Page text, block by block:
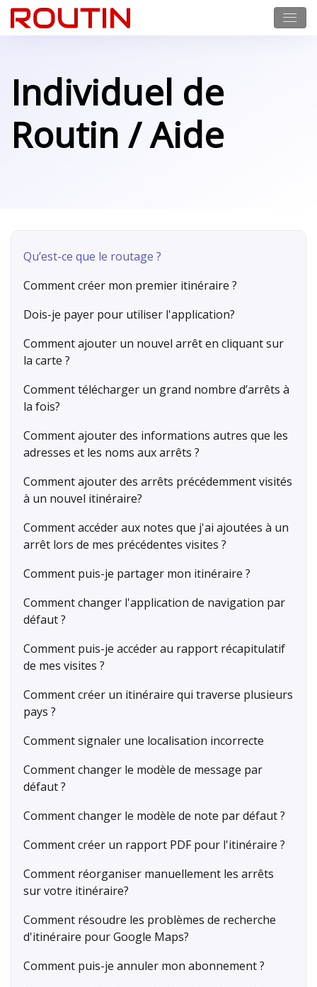
Individuel de
Routin / Aide
Qu’est-ce que le routage ?
Comment créer mon premier itinéraire ?
Dois-je payer pour utiliser l'application?
Comment ajouter un nouvel arrêt en cliquant sur
la carte ?
Comment télécharger un grand nombre d’arrêts à
la fois?
Comment ajouter des informations autres que les
adresses et les noms aux arrêts ?
Comment ajouter des arrêts précédemment visités
à un nouvel itinéraire?
Comment accéder aux notes que j'ai ajoutées à un
arrêt lors de mes précédentes visites ?
Comment puis-je partager mon itinéraire ?
Comment changer l'application de navigation par
défaut ?
Comment puis-je accéder au rapport récapitulatif
de mes visites ?
Comment créer un itinéraire qui traverse plusieurs
pays ?
Comment signaler une localisation incorrecte
Comment changer le modèle de message par
défaut ?
Comment changer le modèle de note par défaut ?
Comment créer un rapport PDF pour l'itinéraire ?
Comment réorganiser manuellement les arrêts
sur votre itinéraire?
Comment résoudre les problèmes de recherche
d'itinéraire pour Google Maps?
Comment puis-je annuler mon abonnement ?